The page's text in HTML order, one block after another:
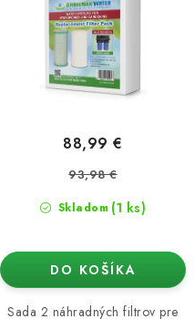
Skladom (1 ks)
88,99 €
93,98 €
DO KOŠÍKA
Sada 2 náhradných filtrov pre